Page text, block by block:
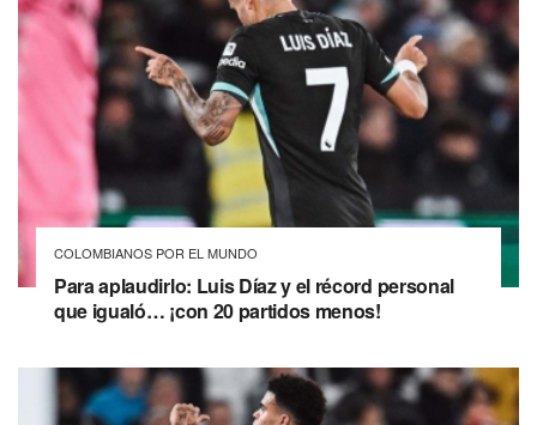
COLOMBIANOS POR EL MUNDO
Para aplaudirlo: Luis Díaz y el récord personal
que igualó… ¡con 20 partidos menos!